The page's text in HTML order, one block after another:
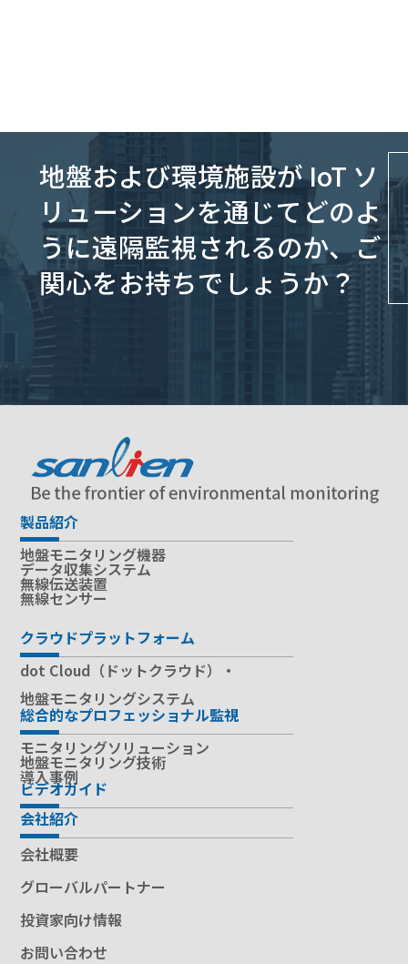
地盤および環境施設が IoT ソ
リューションを通じてどのよ
うに遠隔監視されるのか、ご
関心をお持ちでしょうか？
製品紹介
地盤モニタリング機器
データ収集システム
無線伝送装置
無線センサー
クラウドプラットフォーム
dot Cloud（ドットクラウド）・
地盤モニタリングシステム
総合的なプロフェッショナル監視
モニタリングソリューション
地盤モニタリング技術
導入事例
ビデオガイド
会社紹介
会社概要
グローバルパートナー
投資家向け情報
お問い合わせ